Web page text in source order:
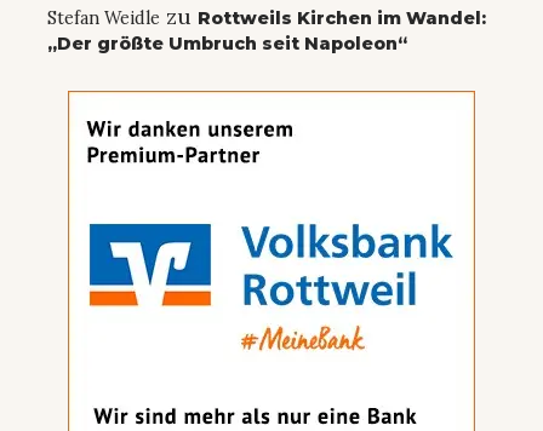
Stefan Weidle zu Rottweils Kirchen im Wandel:
„Der größte Umbruch seit Napoleon“